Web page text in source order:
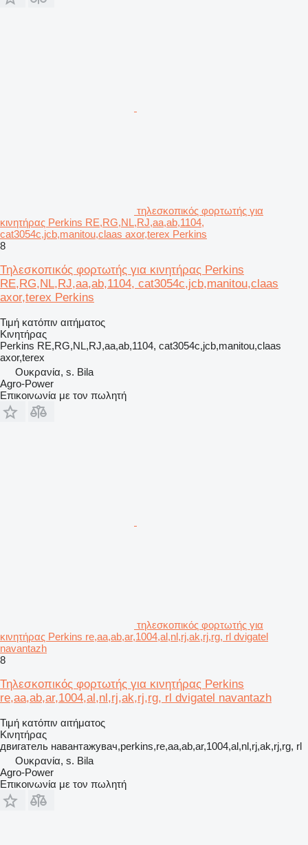
τηλεσκοπικός φορτωτής για
κινητήρας Perkins RE,RG,NL,RJ,aa,ab,1104,
cat3054c,jcb,manitou,claas axor,terex Perkins
8
Τηλεσκοπικός φορτωτής για κινητήρας Perkins
RE,RG,NL,RJ,aa,ab,1104, cat3054c,jcb,manitou,claas
axor,terex Perkins
Τιμή κατόπιν αιτήματος
Κινητήρας
Perkins RE,RG,NL,RJ,aa,ab,1104, cat3054c,jcb,manitou,claas
axor,terex
Ουκρανία, s. Bila
Agro-Power
Επικοινωνία με τον πωλητή
τηλεσκοπικός φορτωτής για
κινητήρας Perkins re,aa,ab,ar,1004,al,nl,rj,ak,rj,rg, rl dvigatel
navantazh
8
Τηλεσκοπικός φορτωτής για κινητήρας Perkins
re,aa,ab,ar,1004,al,nl,rj,ak,rj,rg, rl dvigatel navantazh
Τιμή κατόπιν αιτήματος
Κινητήρας
двигатель навантажувач,perkins,re,aa,ab,ar,1004,al,nl,rj,ak,rj,rg, rl
Ουκρανία, s. Bila
Agro-Power
Επικοινωνία με τον πωλητή